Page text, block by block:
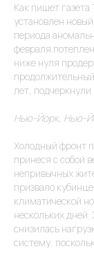
Как пишет
установлен
периода
февраля
ниже нуля
лет,
Нью-Йорк, Нью-
Холодный фронт
принеся с собой
непривычных
призвало
климатической
нескольких
снизилась
систему,
Присоединяйтесь
к более чем 10
миллионам зрителям!